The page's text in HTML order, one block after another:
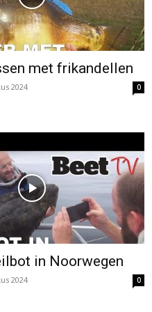
met frikandellen
2024 0
in Noorwegen
2024 0